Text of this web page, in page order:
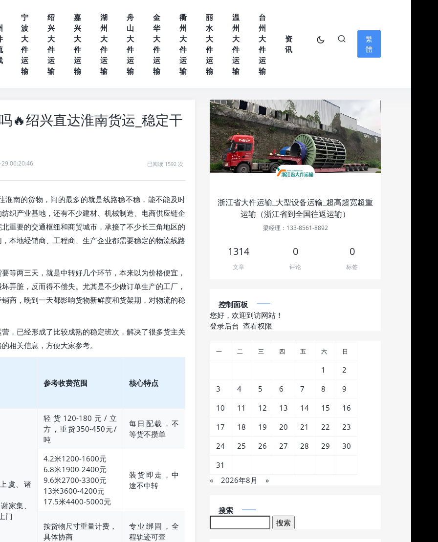
宁
波
大
件
运
输
绍
兴
大
件
运
输
嘉
兴
大
件
运
输
湖
州
大
件
运
输
舟
山
大
件
运
输
金
华
大
件
运
输
衢
州
大
件
运
输
丽
水
大
件
运
输
温
州
大
件
运
输
台
州
大
件
运
输
资
讯
繁
體
🔥绍兴直达淮南货运_稳定干
06:20:46 已阅读 1592 次
南的货物，问的最多的就是线路稳不稳，能不能及时
织产业基地，还有不少建材、机械制造、电商供应链企
重要的交通枢纽和商贸城市，承接了不少长三角地区的
本地经销商、工程商、生产企业都需要稳定的物流线路
等两三天，就是中转好几个环节，本来以为价格便宜，
弄脏，反而得不偿失。尤其是不少做订单生产的工厂，
商，晚到一天都影响货物新鲜度和货架期，对物流的稳
，已经形成了比较成熟的稳定班次，解决了很多货主关
相关信息，方便大家参考。
参考收费范围 核心特点
虞、诸
家集、
门
轻货120-180元/立
方，重货350-450元/
吨
每日配载，不
等货不攒单
4.2米1200-1600元
6.8米1900-2400元
9.6米2700-3300元
13米3600-4200元
17.5米4400-5000元
装货即走，中
途不中转
按货物尺寸重量计费，
具体协商
专业绑固，全
程轨迹可查
浙江省大件运输_大型设备运输_超高超宽超重
运输（浙江省到全国往返运输）
梁经理：133-8561-8892
1314
文章
0
评论
0
标签
控制面板
您好，欢迎到访网站！
登录后台 查看权限
« 2026年8月 »
一 二 三 四 五 六 日
1
2
3
4 5 6 7 8
9
10
11 12 13 14 15
16
17
18 19 20 21 22
23
24
25 26 27 28 29
30
31
搜索